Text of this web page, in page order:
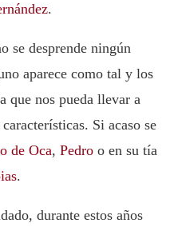
.
se desprende ningún
aparece como tal y los
que nos pueda llevar a
Si acaso se
de Oca, Pedro o en su tía
.
durante estos años